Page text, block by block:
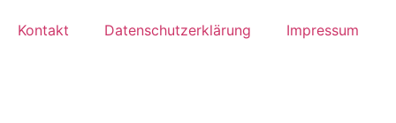
Kontakt Datenschutzerklärung Impressum